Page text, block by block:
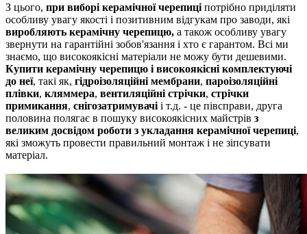
З цього, при виборі керамічної черепиці потрібно приділяти
особливу увагу якості і позитивним відгукам про заводи, які
виробляють керамічну черепицю, а також особливу увагу
звернути на гарантійні зобов'язання і хто є гарантом. Всі ми
знаємо, що високоякісні матеріали не можу бути дешевими.
Купити керамічну черепицю і високоякісні комплектуючі
до неї, такі як, гідроізоляційні мембрани, пароізоляційні
плівки, кляммера, вентиляційні стрічки, стрічки
примикання, снігозатримувачі і т.д. - це півсправи, друга
половина полягає в пошуку високоякісних майстрів з
великим досвідом роботи з укладання керамічної черепиці,
які зможуть провести правильний монтаж і не зіпсувати
матеріал.